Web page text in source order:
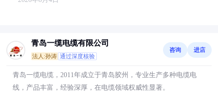
青岛一缆电缆有限公司
法人:孙涛 通过深度核验
咨询 进店
青岛一缆电缆，2011年成立于青岛胶州，专业生产多种电缆电
线，产品丰富，经验深厚，在电缆领域权威性显著。